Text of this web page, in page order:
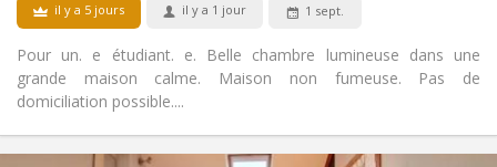
il y a 5 jours il y a 1 jour 1 sept.
Pour un. e étudiant. e. Belle chambre lumineuse dans une
grande maison calme. Maison non fumeuse. Pas de
domiciliation possible....
Animaux de compagnie:
Non